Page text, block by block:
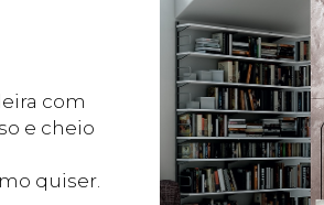
com
e cheio
quiser.